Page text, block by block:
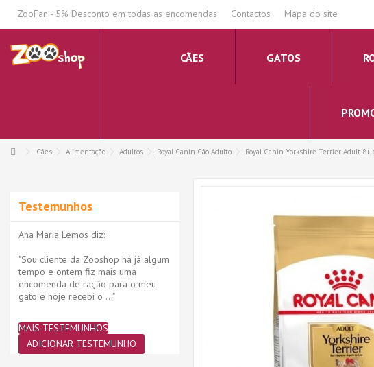
ZooFan - 5% Desconto em todas as encomendas Contactos Mapa do site
CÃES GATOS
Cães Alimentação Adultos Royal Canin Cão Adulto Royal Canin Yorkshire Terrier Adult 8+,
Testemunhos
Ana Maria Lemos diz:
"Sou cliente da Zooshop há já algum
tempo e ontem fiz mais uma
encomenda de ração para o meu
gato e hoje recebi o ..."
MAIS TESTEMUNHOS
ADICIONAR TESTEMUNHO